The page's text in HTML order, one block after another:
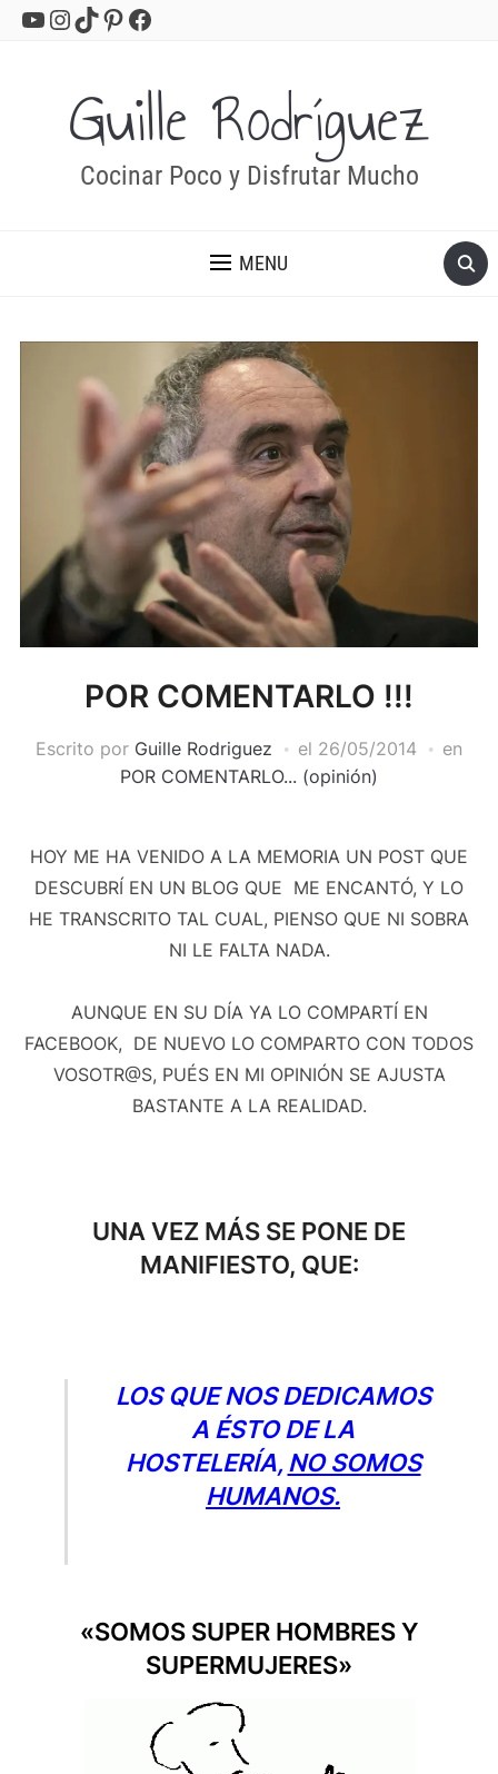
YouTube
Instagram
TikTok
Pinterest
Facebook
Guille Rodríguez
Cocinar Poco y Disfrutar Mucho
MENU
POR COMENTARLO !!!
Escrito por Guille Rodriguez el 26/05/2014
en
POR COMENTARLO... (opinión)
HOY ME HA VENIDO A LA MEMORIA UN POST QUE
DESCUBRÍ EN UN BLOG QUE ME ENCANTÓ, Y LO
HE TRANSCRITO TAL CUAL, PIENSO QUE NI SOBRA
NI LE FALTA NADA.
AUNQUE EN SU DÍA YA LO COMPARTÍ EN
FACEBOOK, DE NUEVO LO COMPARTO CON TODOS
VOSOTR@S, PUÉS EN MI OPINIÓN SE AJUSTA
BASTANTE A LA REALIDAD.
UNA VEZ MÁS SE PONE DE
MANIFIESTO, QUE:
LOS QUE NOS DEDICAMOS
A ÉSTO DE LA
HOSTELERÍA, NO SOMOS
HUMANOS.
«SOMOS SUPER HOMBRES Y
SUPERMUJERES»